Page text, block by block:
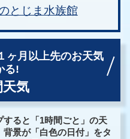
とじま水族館
ヶ月以上先のお天気
る!
天気
ると「1時間ごと」の天
景が「白色の日付」をタ